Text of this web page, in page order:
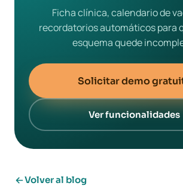
Ficha clínica, calendario de
recordatorios automáticos para
esquema quede
Solicitar demo
Ver funcionalidades
Volver al blog